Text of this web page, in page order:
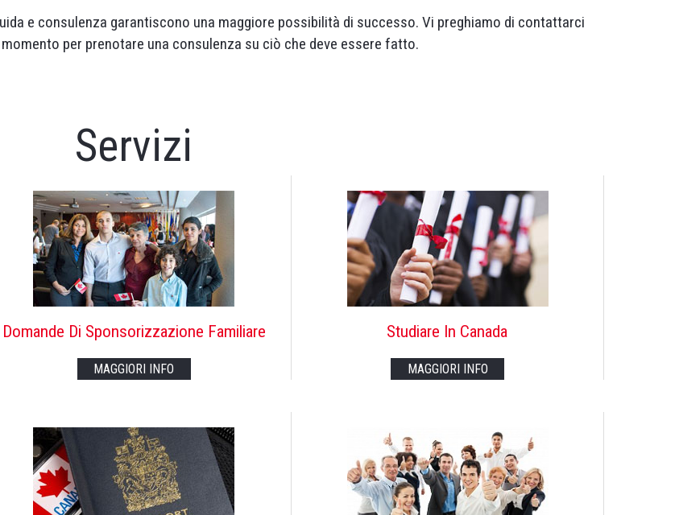
e consulenza garantiscono una maggiore possibilità di successo. Vi preghiamo di contattarci
per prenotare una consulenza su ciò che deve essere fatto.
Servizi
Domande Di Sponsorizzazione Familiare
MAGGIORI INFO
Studiare In Canada
MAGGIORI INFO